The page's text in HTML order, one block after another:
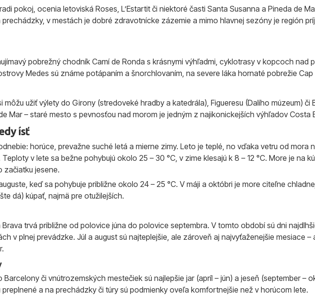
pokoj, ocenia letoviská Roses, L’Estartit či niektoré časti Santa Susanna a Pineda de
v mestách je dobré zdravotnícke zázemie a mimo hlavnej sezóny je región
pobrežný chodník Camí de Ronda s krásnymi výhľadmi, cyklotrasy v kopcoch nad
Medes sú známe potápaním a šnorchlovaním, na severe láka hornaté pobrežie Cap
môžu užiť výlety do Girony (stredoveké hradby a katedrála), Figueresu (Dalího múzeum) či
Mar – staré mesto s pevnosťou nad morom je jedným z najikonickejších výhľadov Costa
ísť
horúce, prevažne suché letá a mierne zimy. Leto je teplé, no vďaka vetru od mora
v lete sa bežne pohybujú okolo 25 – 30 °C, v zime klesajú k 8 – 12 °C. More je na
začiatku jesene.
keď sa pohybuje približne okolo 24 – 25 °C. V máji a októbri je more citeľne
dá) kúpať, najmä pre otužilejších.
trvá približne od polovice júna do polovice septembra. V tomto období sú dni
v plnej prevádzke. Júl a august sú najteplejšie, ale zároveň aj najvyťaženejšie mesiace –
či vnútrozemských mestečiek sú najlepšie jar (apríl – jún) a jeseň (september –
preplnené a na prechádzky či túry sú podmienky oveľa komfortnejšie než v horúcom lete.